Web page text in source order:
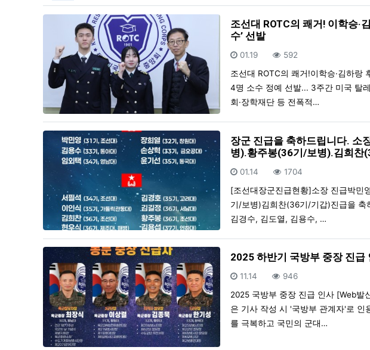
조선대 ROTC의 쾌거! 이학승·
수’ 선발
등록일
01.19 조회
592
조선대 ROTC의 쾌거!이학승·김하랑
4명 소수 정예 선발... 3주간 미국 탈
회·장학재단 등 전폭적…
장군 진급을 축하드립니다. 소
병).황주봉(36기/보병).김희찬
등록일
01.14 조회
1704
[조선대장군진급현황]소장 진급박
기/보병)김희찬(36기/기갑)진급을
김경수, 김도열, 김용수, …
2025 하반기 국방부 중장 진급
등록일
11.14 조회
946
2025 국방부 중장 진급 인사 [Web
은 기사 작성 시 '국방부 관계자'로 인
를 극복하고 국민의 군대…